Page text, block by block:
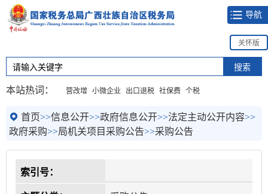
导航
关怀版
本站热词： 营改增 小微企业 出口退税 社保费 个税
首页>>信息公开>>政府信息公开>>法定主动公开内容>>
政府采购>>局机关项目采购公告>>采购公告
索引号：